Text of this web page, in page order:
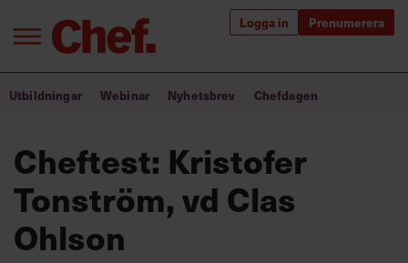
Logga in Prenumerera
Bra ledare förändrar världen
Utbildning för ledare
Chefakademin+
Utbildningar Webinar Nyhetsbrev Chefdagen
Cheftest: Kristofer
Tonström, vd Clas
Ohlson